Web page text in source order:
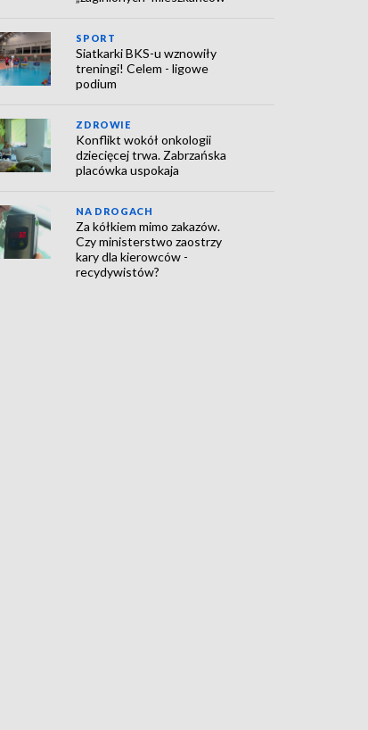
SPORT
Siatkarki BKS-u wznowiły
treningi! Celem - ligowe
podium
ZDROWIE
Konflikt wokół onkologii
dziecięcej trwa. Zabrzańska
placówka uspokaja
NA DROGACH
Za kółkiem mimo zakazów.
Czy ministerstwo zaostrzy
kary dla kierowców -
recydywistów?